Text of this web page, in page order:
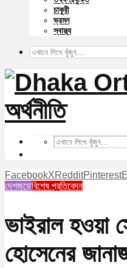
চাকুরী
ভ্রমন
স্বাস্থ্য
FacebookXRedditPinterest
দেশজুড়েবিশেষ প্রতিবেদন
ভাইরাল হওয়া
হোসেনের